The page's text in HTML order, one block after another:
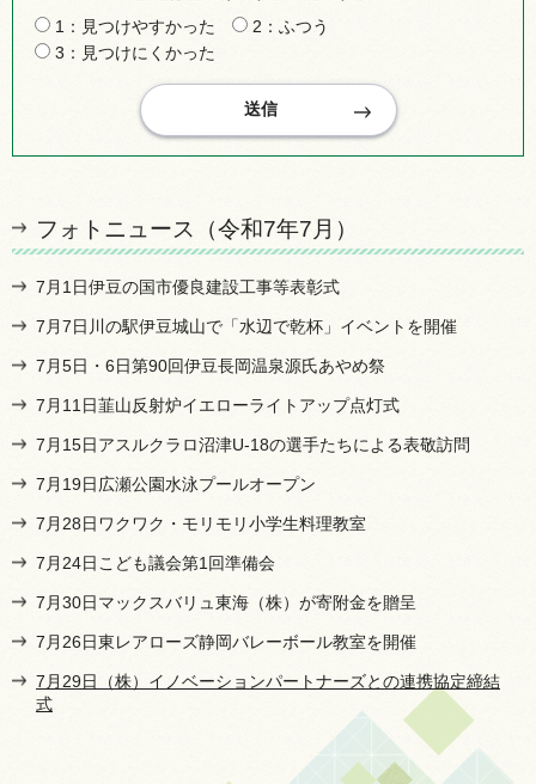
1：見つけやすかった
2：ふつう
3：見つけにくかった
フォトニュース（令和7年7月）
7月1日伊豆の国市優良建設工事等表彰式
7月7日川の駅伊豆城山で「水辺で乾杯」イベントを開催
7月5日・6日第90回伊豆長岡温泉源氏あやめ祭
7月11日韮山反射炉イエローライトアップ点灯式
7月15日アスルクラロ沼津U-18の選手たちによる表敬訪問
7月19日広瀬公園水泳プールオープン
7月28日ワクワク・モリモリ小学生料理教室
7月24日こども議会第1回準備会
7月30日マックスバリュ東海（株）が寄附金を贈呈
7月26日東レアローズ静岡バレーボール教室を開催
7月29日（株）イノベーションパートナーズとの連携協定締結
式